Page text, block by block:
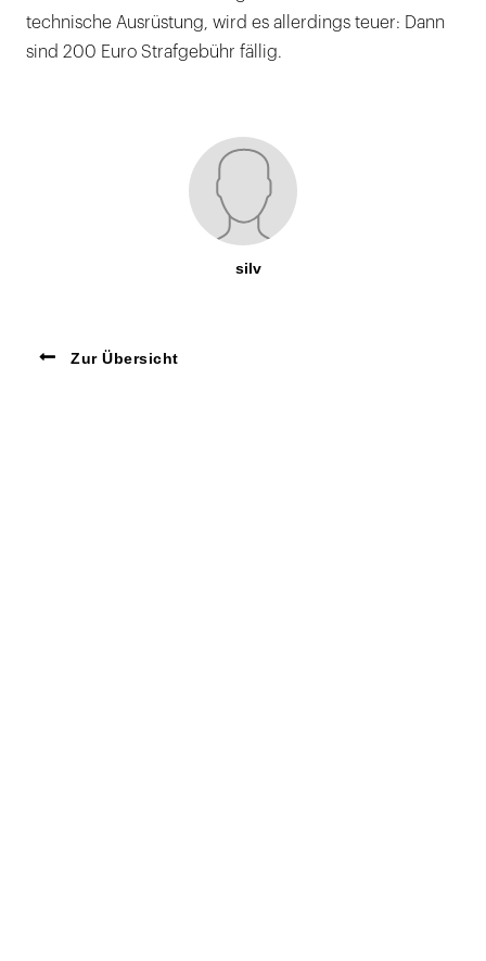
technische Ausrüstung, wird es allerdings teuer: Dann
sind 200 Euro Strafgebühr fällig.
silv
Zur Übersicht